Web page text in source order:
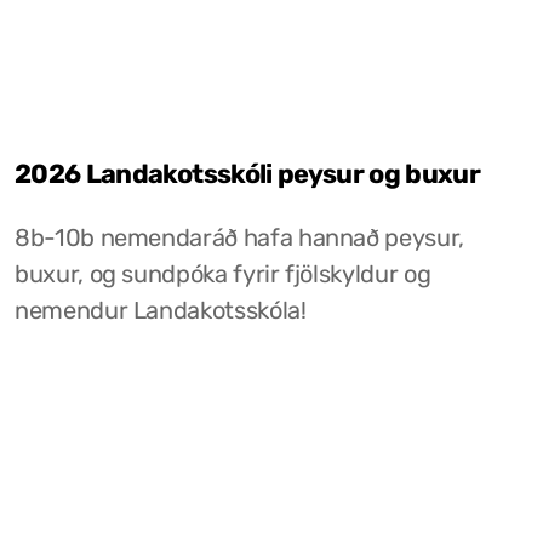
2026 Landakotsskóli peysur og buxur
8b-10b nemendaráð hafa hannað peysur,
buxur, og sundpóka fyrir fjölskyldur og
nemendur Landakotsskóla!